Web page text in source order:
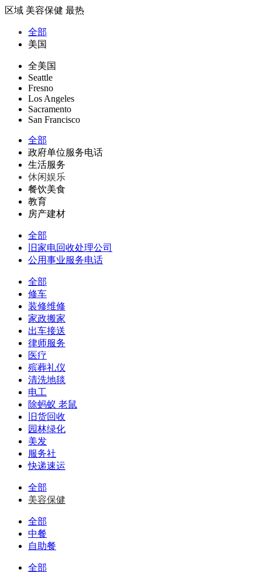
区域 美容保健 最热
全部
美国
全美国
Seattle
Fresno
Los Angeles
Sacramento
San Francisco
全部
政府单位服务电话
生活服务
休闲娱乐
餐饮美食
教育
房产建材
全部
旧家电回收处理公司
公用事业服务电话
全部
修车
装修维修
家政搬家
出车接送
律师服务
医疗
殡葬礼仪
清洗地毯
电工
除蚂蚁 老鼠
旧货回收
园林绿化
美发
服务社
快递速运
全部
美容保健
全部
中餐
自助餐
全部